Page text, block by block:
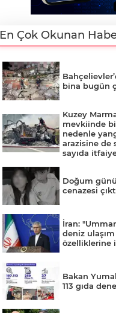
En Çok Okunan
bina bugün
Kuzey
mevkiinde
nedenle
arazisine de
sayıda
Doğum
cenazesi
İran:
deniz
özelliklerine
Bakan
113 gıda